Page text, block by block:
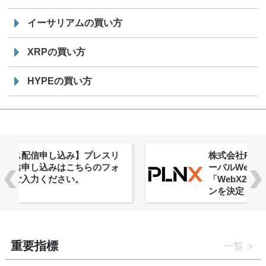
イーサリアムの買い方
XRPの買い方
HYPEの買い方
株式会社PlnX、アジア最大級のグロ
ーバルWeb3カンファレンス
「WebX2026」とのコラボレーショ
重要指標 一覧